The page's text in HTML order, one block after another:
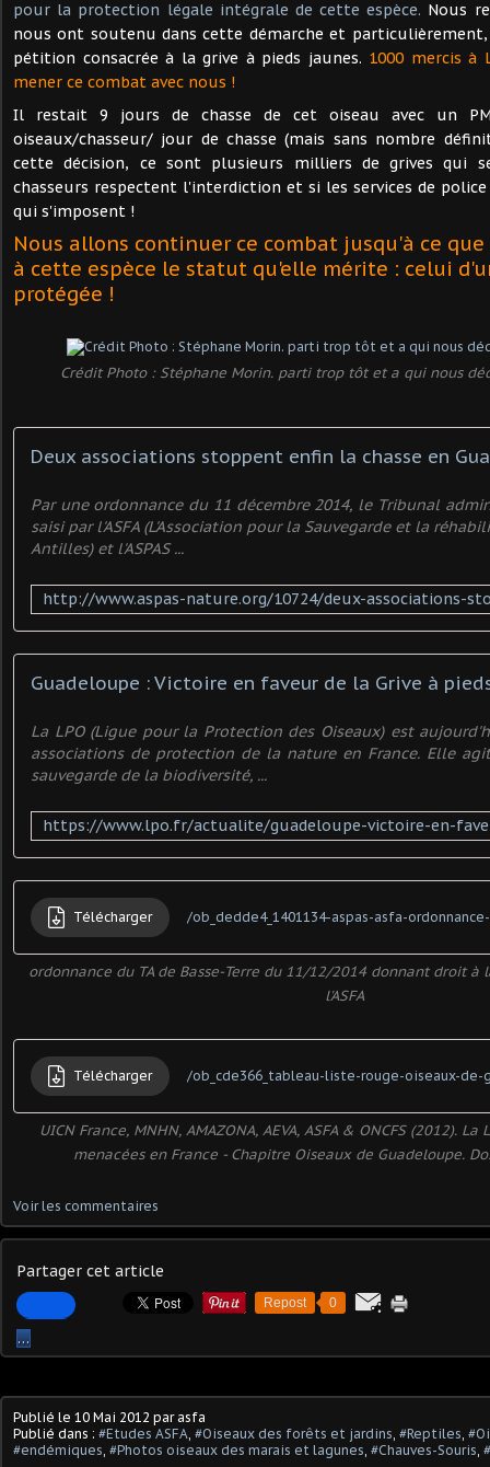
pour la protection légale intégrale de cette espèce. Nous
nous ont soutenu dans cette démarche et
pétition consacrée à la grive à pieds jaunes. 1000 mercis à
mener ce combat avec nous !
Il restait 9 jours de chasse de cet oiseau avec un
oiseaux/chasseur/ jour de chasse (mais sans nombre
cette décision, ce sont plusieurs milliers de grives qui
chasseurs respectent l'interdiction et si les services de
qui s'imposent !
Nous allons continuer ce combat jusqu'à ce que
à cette espèce le statut qu'elle mérite : celui
protégée !
Crédit Photo : Stéphane Morin. parti trop tôt et a qui nous
Par une ordonnance du 11 décembre 2014, le Tribunal
saisi par l'ASFA (L'Association pour la Sauvegarde et la
Antilles) et l'ASPAS ...
Guadeloupe : Victoire en faveur de la Grive à
La LPO (Ligue pour la Protection des Oiseaux) est
associations de protection de la nature en France. Elle
sauvegarde de la biodiversité, ...
Télécharger /ob_dedde4_1401134-aspas-asfa-
ordonnance du TA de Basse-Terre du 11/12/2014 donnant droit à
l'ASFA
Télécharger /ob_cde366_tableau-liste-rouge-oiseaux-de-
UICN France, MNHN, AMAZONA, AEVA, ASFA & ONCFS (2012).
menacées en France - Chapitre Oiseaux de Guadeloupe.
Voir les commentaires
Partager cet article
Repost 0
…
Publié le 10 Mai 2012 par asfa
Publié dans : #Etudes ASFA #Oiseaux des forêts et jardins #Reptiles
#endémiques #Photos oiseaux des marais et lagunes #Chauves-Souris